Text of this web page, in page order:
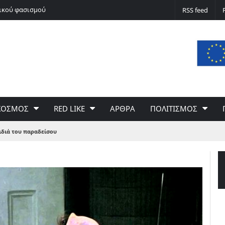
RSS feed
RED LIKE ΑΡΘΡΑ ΠΟΛΙΤΙΣΜΟΣ
του παραδείσου